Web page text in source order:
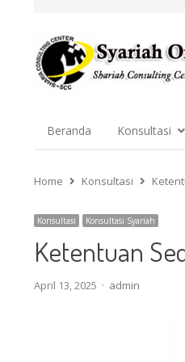
Beranda Konsultasi
Home
Konsultasi
Konsultasi Konsultasi Syariah
Ketentuan
April 13, 2025 Author
admin